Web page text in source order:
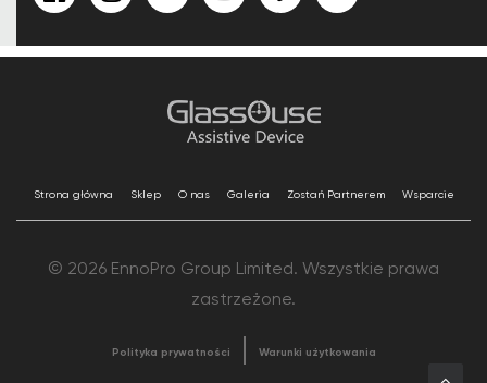
Strona główna Sklep O nas Galeria Zostań Partnerem Wsparcie
© 2026 EnnoPro Group Limited. Wszystkie prawa
zastrzeżone.
Polityka prywatności Warunki użytkowania